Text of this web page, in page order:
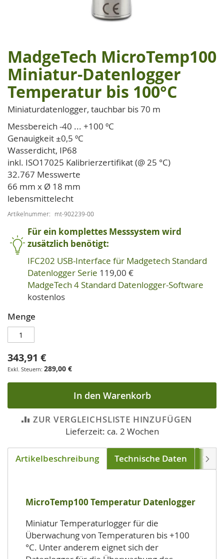
Zum
Anfang
der
Bildgalerie
springen
MadgeTech MicroTemp100
Miniatur-Datenlogger
Temperatur bis 100°C
Miniaturdatenlogger, tauchbar bis 70 m
Messbereich -40 ... +100 ºC
Genauigkeit ±0,5 ºC
Wasserdicht, IP68
inkl. ISO17025 Kalibrierzertifikat (@ 25 °C)
32.767 Messwerte
66 mm x Ø 18 mm
lebensmittelecht
Artikelnummer mt-902239-00
Für ein komplettes Messsystem wird
zusätzlich benötigt:
IFC202 USB-Interface für Madgetech Standard
Datenlogger Serie 119,00 €
MadgeTech 4 Standard Datenlogger-Software
kostenlos
Menge
343,91 €
289,00 €
In den Warenkorb
ZUR VERGLEICHSLISTE HINZUFÜGEN
Lieferzeit: ca. 2 Wochen
Artikelbeschreibung Technische Daten
MicroTemp100 Temperatur Datenlogger
Miniatur Temperaturlogger für die
Überwachung von Temperaturen bis +100
°C. Unter anderem eignet sich der